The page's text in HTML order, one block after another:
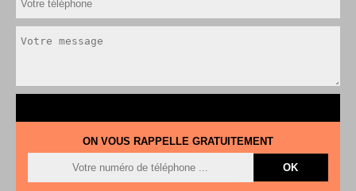
ON VOUS RAPPELLE GRATUITEMENT